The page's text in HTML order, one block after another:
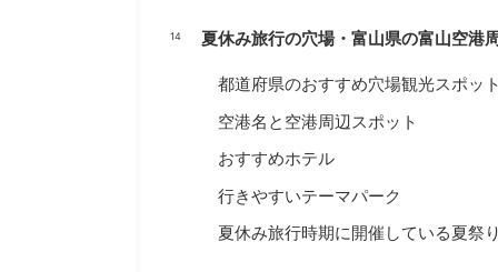
夏休み旅行の穴場・富山県の富山空港
都道府県のおすすめ穴場観光スポット
空港名と空港周辺スポット
おすすめホテル
行きやすいテーマパーク
夏休み旅行時期に開催している夏祭り